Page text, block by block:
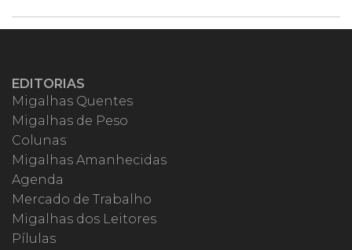
EDITORIAS
Migalhas Quentes
Migalhas de Peso
Colunas
Migalhas Amanhecidas
Agenda
Mercado de Trabalho
Migalhas dos Leitores
Pílulas